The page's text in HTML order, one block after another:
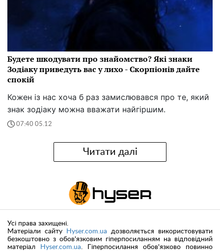
Будете шкодувати про знайомство? Які знаки
Зодіаку приведуть вас у лихо - Скорпіонів дайте
спокій
Кожен із нас хоча б раз замислювався про те, який
знак зодіаку можна вважати найгіршим.
07:40 05.12
Читати далі
Усі права захищені.
Матеріали сайту
Hyser.com.ua дозволяється використовувати
безкоштовно з обов'язковим гіперпосиланням на відповідний
матеріал
Hyser.com.ua. Гіперпосилання обов'язково повинно